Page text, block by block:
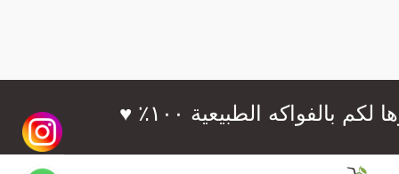
الطبيعية ١٠٠٪؜ ♥️